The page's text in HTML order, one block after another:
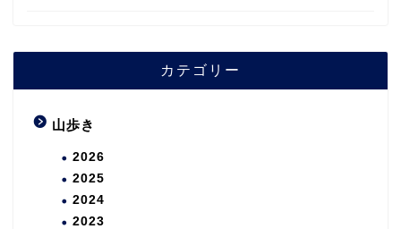
カテゴリー
山歩き
2026
2025
2024
2023